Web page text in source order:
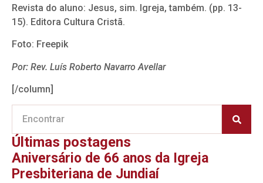
Revista do aluno: Jesus, sim. Igreja, também. (pp. 13-
15). Editora Cultura Cristã.
Foto: Freepik
Por: Rev. Luís Roberto Navarro Avellar
[/column]
Últimas postagens
Aniversário de 66 anos da Igreja
Presbiteriana de Jundiaí